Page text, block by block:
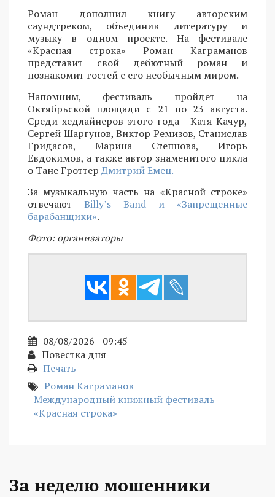
Роман дополнил книгу авторским
саундтреком, объединив литературу и
музыку в одном проекте. На фестивале
«Красная строка» Роман Каграманов
представит свой дебютный роман и
познакомит гостей с его необычным миром.
Напомним, фестиваль пройдет на
Октябрьской площади с 21 по 23 августа.
Среди хедлайнеров этого года - Катя Качур,
Сергей Шаргунов, Виктор Ремизов, Станислав
Гридасов, Марина Степнова, Игорь
Евдокимов, а также автор знаменитого цикла
о Тане ГроттерДмитрий Емец.
За музыкальную часть на «Красной строке»
отвечают Billy’s Band и «Запрещенные
барабанщики».
Фото: организаторы
08/08/2026 - 09:45
Повестка дня
Печать
Роман Каграманов
Международный книжный фестиваль
«Красная строка»
За неделю мошенники